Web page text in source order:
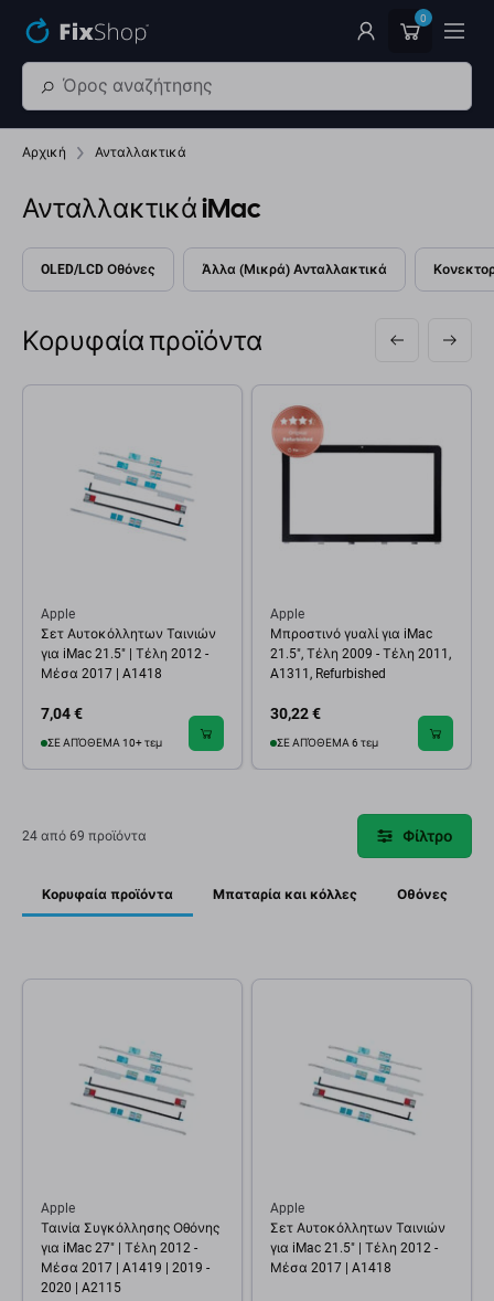
0
Αρχική Ανταλλακτικά
Ανταλλακτικά iMac
OLED/LCD Οθόνες Άλλα (Μικρά) Ανταλλακτικά
Κορυφαία προϊόντα
Apple
Σετ Αυτοκόλλητων Ταινιών
για iMac 21.5" | Τέλη 2012 -
Μέσα 2017 | A1418
7,04 €
ΣΕ ΑΠΌΘΕΜΑ 10+ τεμ
Apple
Μπροστινό γυαλί για iMac
21.5", Τέλη 2009 - Τέλη 2011,
A1311, Refurbished
30,22 €
ΣΕ ΑΠΌΘΕΜΑ 6 τεμ
24 από 69 προϊόντα Φίλτρο
Κορυφαία προϊόντα Μπαταρία και κόλλες Οθόνες
Apple
Ταινία Συγκόλλησης Οθόνης
για iMac 27" | Τέλη 2012 -
Μέσα 2017 | A1419 | 2019 -
2020 | A2115
Apple
Σετ Αυτοκόλλητων Ταινιών
για iMac 21.5" | Τέλη 2012 -
Μέσα 2017 | A1418